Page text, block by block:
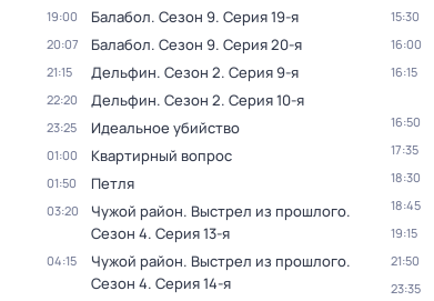
19:00 Балабол. Сезон 9. Серия 19-я
20:07 Балабол. Сезон 9. Серия 20-я
21:15 Дельфин. Сезон 2. Серия 9-я
22:20 Дельфин. Сезон 2. Серия 10-я
23:25 Идеальное убийство
01:00 Квартирный вопрос
01:50 Петля
03:20 Чужой район. Выстрел из прошлого.
Сезон 4. Серия 13-я
04:15 Чужой район. Выстрел из прошлого.
Сезон 4. Серия 14-я
15:30
16:00
16:15
16:50
17:35
18:30
18:45
19:15
21:50
23:35